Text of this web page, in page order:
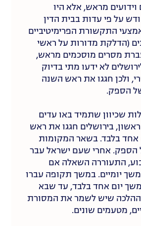
וידועים מראש, אלא היו
על פי עדות בבית הדין
התקשורת הפרימיטיביים
(הדלקת מדורות על ראשי
מסרים מוסכמים מראש,
לא ידעו מתי בדיוק
ולכן חגגו את ראש השנה
הספק.
שכיוון שתמיד באו עדים
בירושלים חגגו את ראש
אחד בלבד. בשאר המקומות
הספק. אחרי שעם ישראל עבר
התעוררה השאלה אם
יומיים. במשך תקופה עברו
יום אחד בלבד, עד שבא
ההלכה שיש לשמר את המסורת
מטעמים שונים.